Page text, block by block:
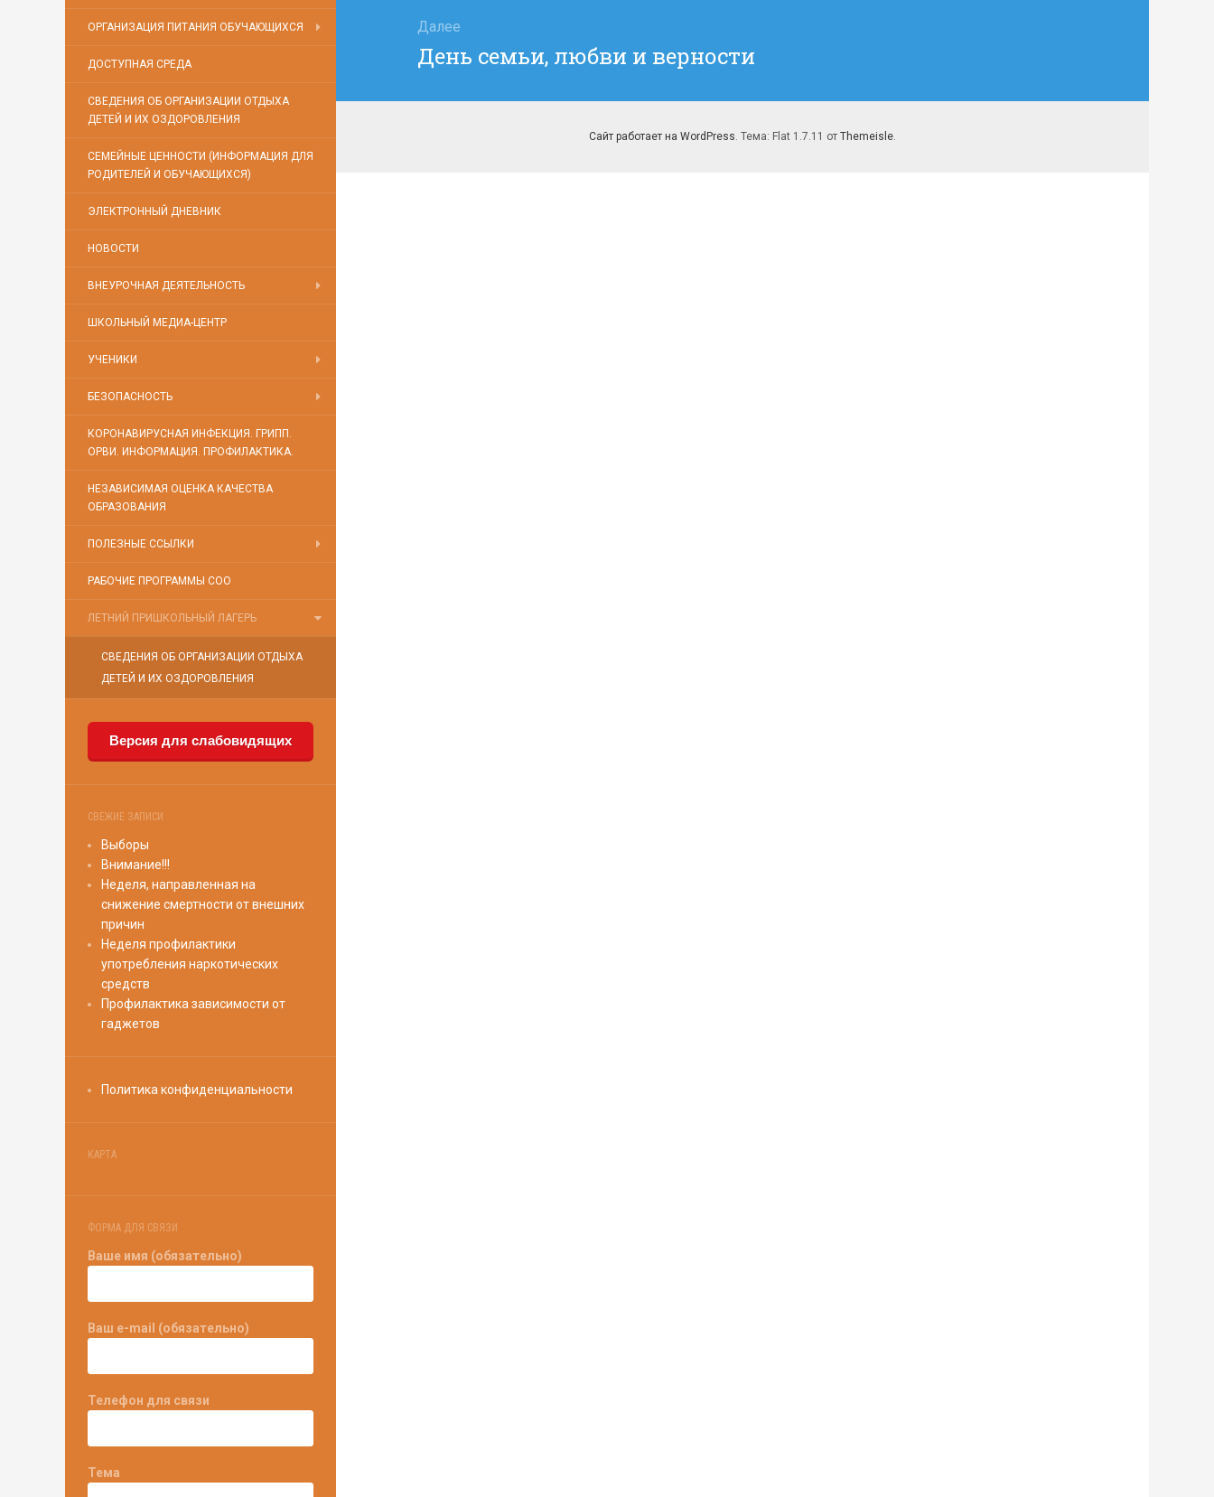
ОРГАНИЗАЦИЯ ПИТАНИЯ ОБУЧАЮЩИХСЯ
ДОСТУПНАЯ СРЕДА
СВЕДЕНИЯ ОБ ОРГАНИЗАЦИИ ОТДЫХА
ДЕТЕЙ И ИХ ОЗДОРОВЛЕНИЯ
СЕМЕЙНЫЕ ЦЕННОСТИ (ИНФОРМАЦИЯ ДЛЯ
РОДИТЕЛЕЙ И ОБУЧАЮЩИХСЯ)
ЭЛЕКТРОННЫЙ ДНЕВНИК
НОВОСТИ
ВНЕУРОЧНАЯ ДЕЯТЕЛЬНОСТЬ
ШКОЛЬНЫЙ МЕДИА-ЦЕНТР
УЧЕНИКИ
БЕЗОПАСНОСТЬ
КОРОНАВИРУСНАЯ ИНФЕКЦИЯ. ГРИПП.
ОРВИ. ИНФОРМАЦИЯ. ПРОФИЛАКТИКА.
НЕЗАВИСИМАЯ ОЦЕНКА КАЧЕСТВА
ОБРАЗОВАНИЯ
ПОЛЕЗНЫЕ ССЫЛКИ
РАБОЧИЕ ПРОГРАММЫ СОО
ЛЕТНИЙ ПРИШКОЛЬНЫЙ ЛАГЕРЬ
СВЕДЕНИЯ ОБ ОРГАНИЗАЦИИ ОТДЫХА
ДЕТЕЙ И ИХ ОЗДОРОВЛЕНИЯ
Версия для слабовидящих
СВЕЖИЕ ЗАПИСИ
Выборы
Внимание!!!
Неделя, направленная на
снижение смертности от внешних
причин
Неделя профилактики
употребления наркотических
средств
Профилактика зависимости от
гаджетов
Политика конфиденциальности
КАРТА
ФОРМА ДЛЯ СВЯЗИ
Ваше имя (обязательно)
Ваш e-mail (обязательно)
Телефон для связи
Тема
Далее
Следующая
запись:
День семьи, любви и верности
Сайт работает на WordPress. Тема: Flat 1.7.11 от Themeisle.